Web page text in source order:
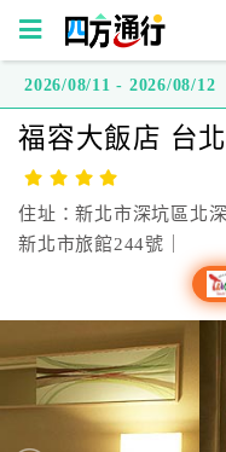
方
通
行
訂
灣
訂
2026/08/11 - 2026/08/12
福容大飯店 台
住址：新北市深坑區北
新北市旅館244號｜